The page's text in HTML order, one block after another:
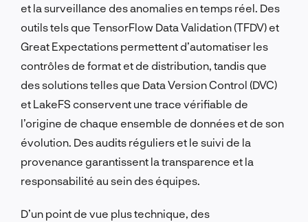
et la surveillance des anomalies en temps réel. Des
outils tels que TensorFlow Data Validation (TFDV) et
Great Expectations permettent d’automatiser les
contrôles de format et de distribution, tandis que
des solutions telles que Data Version Control (DVC)
et LakeFS conservent une trace vérifiable de
l’origine de chaque ensemble de données et de son
évolution. Des audits réguliers et le suivi de la
provenance garantissent la transparence et la
responsabilité au sein des équipes.
D’un point de vue plus technique, des